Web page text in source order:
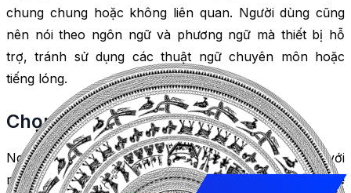
chung chung hoặc không liên quan. Người dùng cũng
nên nói theo ngôn ngữ và phương ngữ mà thiết bị hỗ
trợ, tránh sử dụng các thuật ngữ chuyên môn hoặc
tiếng lóng.
Chọn đúng thiết bị và ứng dụng
Người dùng nên chọn thiết bị và ứng dụng phù hợp với
mục đích sử dụng của mình, ví dụ: sử dụng
Google